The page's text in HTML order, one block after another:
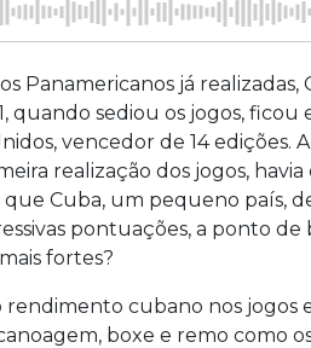
Panamericanos já realizadas,
quando sediou os jogos, ficou
vencedor de 14 edições.
realização dos jogos,
Cuba, um pequeno país,
pontuações, a ponto de
fortes?
cubano nos jogos
boxe e remo como